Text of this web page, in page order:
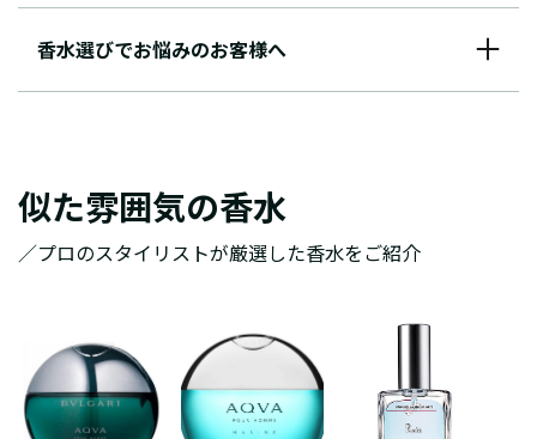
香水選びでお悩みのお客様へ
似た雰囲気の香水
／プロのスタイリストが厳選した香水をご紹介